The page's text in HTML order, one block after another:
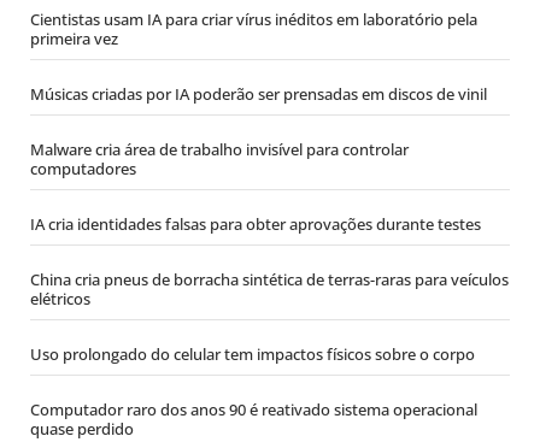
Cientistas usam IA para criar vírus inéditos em laboratório pela
primeira vez
Músicas criadas por IA poderão ser prensadas em discos de vinil
Malware cria área de trabalho invisível para controlar
computadores
IA cria identidades falsas para obter aprovações durante testes
China cria pneus de borracha sintética de terras-raras para veículos
elétricos
Uso prolongado do celular tem impactos físicos sobre o corpo
Computador raro dos anos 90 é reativado sistema operacional
quase perdido